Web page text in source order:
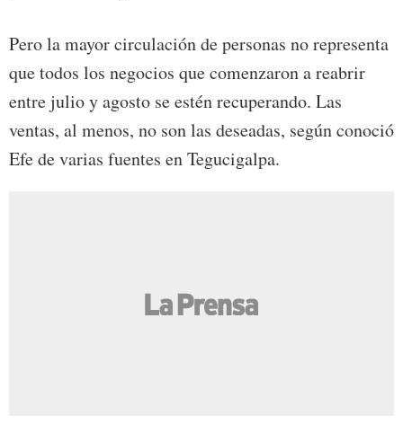
Pero la mayor circulación de personas no representa
que todos los negocios que comenzaron a reabrir
entre julio y agosto se estén recuperando. Las
ventas, al menos, no son las deseadas, según conoció
Efe de varias fuentes en Tegucigalpa.